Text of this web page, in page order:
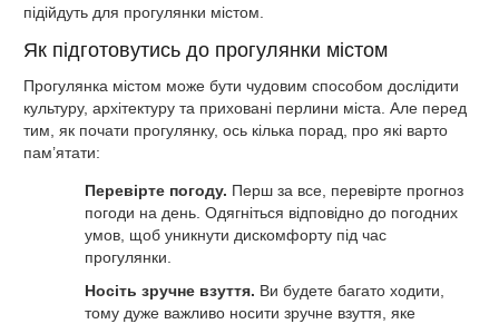
підійдуть для прогулянки містом.
Як підготовутись до прогулянки містом
Прогулянка містом може бути чудовим способом дослідити
культуру, архітектуру та приховані перлини міста. Але перед
тим, як почати прогулянку, ось кілька порад, про які варто
пам’ятати:
Перевірте погоду. Перш за все, перевірте прогноз
погоди на день. Одягніться відповідно до погодних
умов, щоб уникнути дискомфорту під час
прогулянки.
Носіть зручне взуття. Ви будете багато ходити,
тому дуже важливо носити зручне взуття, яке